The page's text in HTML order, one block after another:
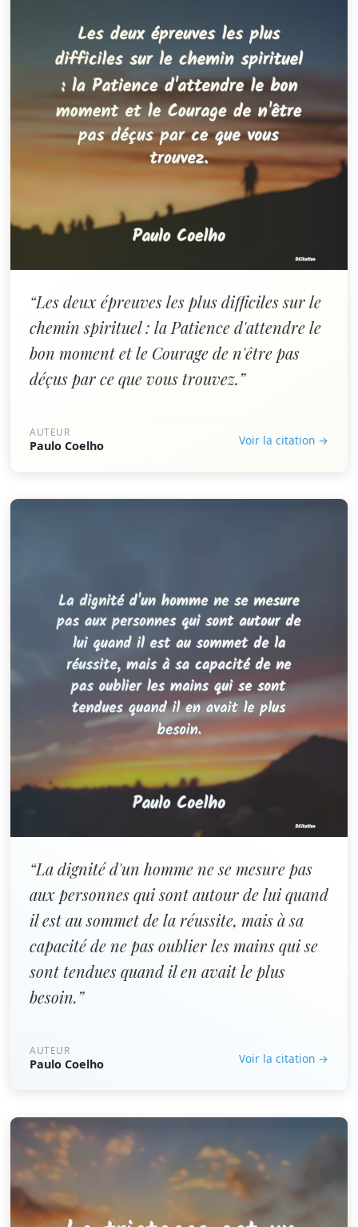
“Les deux épreuves les plus difficiles sur le
chemin spirituel : la Patience d'attendre le
bon moment et le Courage de n'être pas
déçus par ce que vous trouvez.”
AUTEUR
Paulo Coelho Voir la citation →
“La dignité d'un homme ne se mesure pas
aux personnes qui sont autour de lui quand
il est au sommet de la réussite, mais à sa
capacité de ne pas oublier les mains qui se
sont tendues quand il en avait le plus
besoin.”
AUTEUR
Paulo Coelho Voir la citation →